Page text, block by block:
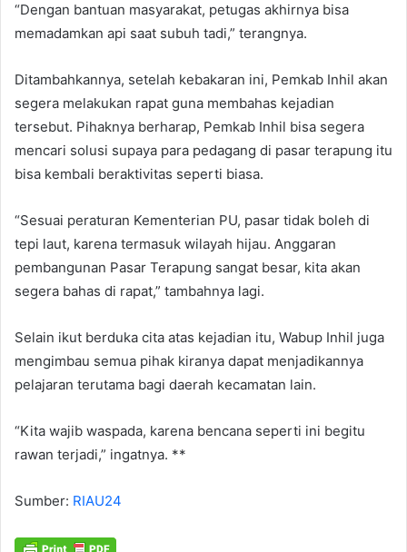
“Dengan bantuan masyarakat, petugas akhirnya bisa
memadamkan api saat subuh tadi,” terangnya.
Ditambahkannya, setelah kebakaran ini, Pemkab Inhil akan
segera melakukan rapat guna membahas kejadian
tersebut. Pihaknya berharap, Pemkab Inhil bisa segera
mencari solusi supaya para pedagang di pasar terapung itu
bisa kembali beraktivitas seperti biasa.
“Sesuai peraturan Kementerian PU, pasar tidak boleh di
tepi laut, karena termasuk wilayah hijau. Anggaran
pembangunan Pasar Terapung sangat besar, kita akan
segera bahas di rapat,” tambahnya lagi.
Selain ikut berduka cita atas kejadian itu, Wabup Inhil juga
mengimbau semua pihak kiranya dapat menjadikannya
pelajaran terutama bagi daerah kecamatan lain.
“Kita wajib waspada, karena bencana seperti ini begitu
rawan terjadi,” ingatnya. **
Sumber: RIAU24